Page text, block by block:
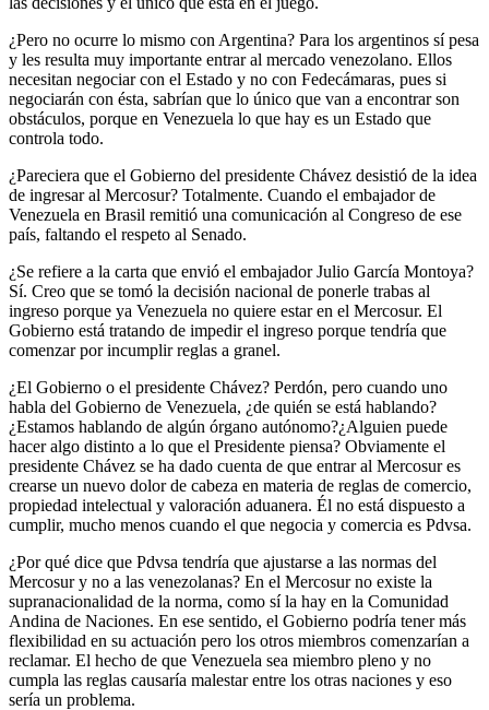
­¿Pero no ocurre lo mismo con Argentina? ­Para los argentinos sí pesa
y les resulta muy importante entrar al mercado venezolano. Ellos
necesitan negociar con el Estado y no con Fedecámaras, pues si
negociarán con ésta, sabrían que lo único que van a encontrar son
obstáculos, porque en Venezuela lo que hay es un Estado que
controla todo.
­¿Pareciera que el Gobierno del presidente Chávez desistió de la idea
de ingresar al Mercosur? ­Totalmente. Cuando el embajador de
Venezuela en Brasil remitió una comunicación al Congreso de ese
país, faltando el respeto al Senado.
­¿Se refiere a la carta que envió el embajador Julio García Montoya?
­Sí. Creo que se tomó la decisión nacional de ponerle trabas al
ingreso porque ya Venezuela no quiere estar en el Mercosur. El
Gobierno está tratando de impedir el ingreso porque tendría que
comenzar por incumplir reglas a granel.
­¿El Gobierno o el presidente Chávez? ­Perdón, pero cuando uno
habla del Gobierno de Venezuela, ¿de quién se está hablando?
¿Estamos hablando de algún órgano autónomo?¿Alguien puede
hacer algo distinto a lo que el Presidente piensa? Obviamente el
presidente Chávez se ha dado cuenta de que entrar al Mercosur es
crearse un nuevo dolor de cabeza en materia de reglas de comercio,
propiedad intelectual y valoración aduanera. Él no está dispuesto a
cumplir, mucho menos cuando el que negocia y comercia es Pdvsa.
­¿Por qué dice que Pdvsa tendría que ajustarse a las normas del
Mercosur y no a las venezolanas? ­En el Mercosur no existe la
supranacionalidad de la norma, como sí la hay en la Comunidad
Andina de Naciones. En ese sentido, el Gobierno podría tener más
flexibilidad en su actuación pero los otros miembros comenzarían a
reclamar. El hecho de que Venezuela sea miembro pleno y no
cumpla las reglas causaría malestar entre los otras naciones y eso
sería un problema.